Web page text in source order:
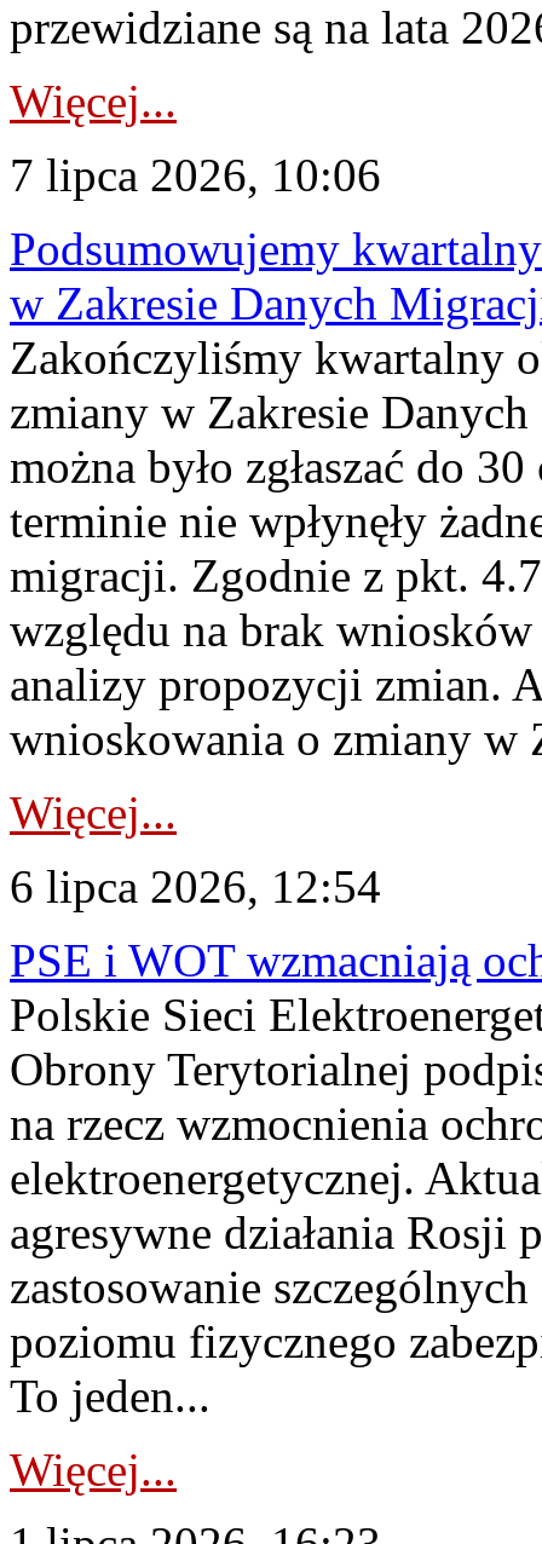
przewidziane są na lata
Więcej...
7 lipca 2026, 10:06
Podsumowujemy
w Zakresie Danych
Zakończyliśmy kwartalny
zmiany w Zakresie
można było zgłaszać do
terminie nie wpłynęły
migracji. Zgodnie z pkt.
względu na brak
analizy propozycji zmian.
wnioskowania o zmiany w
Więcej...
6 lipca 2026, 12:54
PSE i WOT wzmacniają
Polskie Sieci
Obrony Terytorialnej
na rzecz wzmocnienia
elektroenergetycznej.
agresywne działania Rosji
zastosowanie
poziomu fizycznego
To jeden...
Więcej...